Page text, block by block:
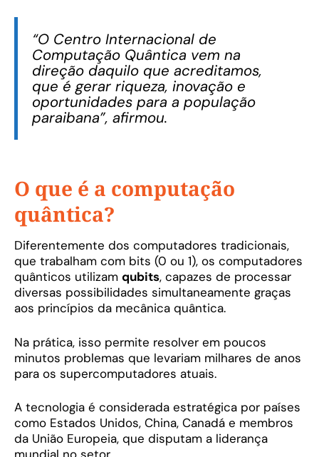
“O Centro Internacional de
Computação Quântica vem na
direção daquilo que acreditamos,
que é gerar riqueza, inovação e
oportunidades para a população
paraibana”, afirmou.
O que é a computação
quântica?
Diferentemente dos computadores tradicionais,
que trabalham com bits (0 ou 1), os computadores
quânticos utilizam qubits, capazes de processar
diversas possibilidades simultaneamente graças
aos princípios da mecânica quântica.
Na prática, isso permite resolver em poucos
minutos problemas que levariam milhares de anos
para os supercomputadores atuais.
A tecnologia é considerada estratégica por países
como Estados Unidos, China, Canadá e membros
da União Europeia, que disputam a liderança